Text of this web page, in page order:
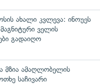
ახალი კვლევა: ინოუეს
ველის
გადაიღო
მზია ამაღლობელის
საჩივარი